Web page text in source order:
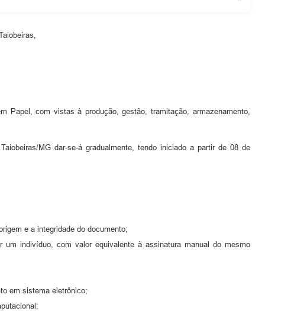
Papel, com vistas à produção, gestão, tramitação, armazenamento,
MG dar-se-á gradualmente, tendo iniciado a partir de 08 de
e a integridade do documento;
indivíduo, com valor equivalente à assinatura manual do mesmo
em sistema eletrônico;